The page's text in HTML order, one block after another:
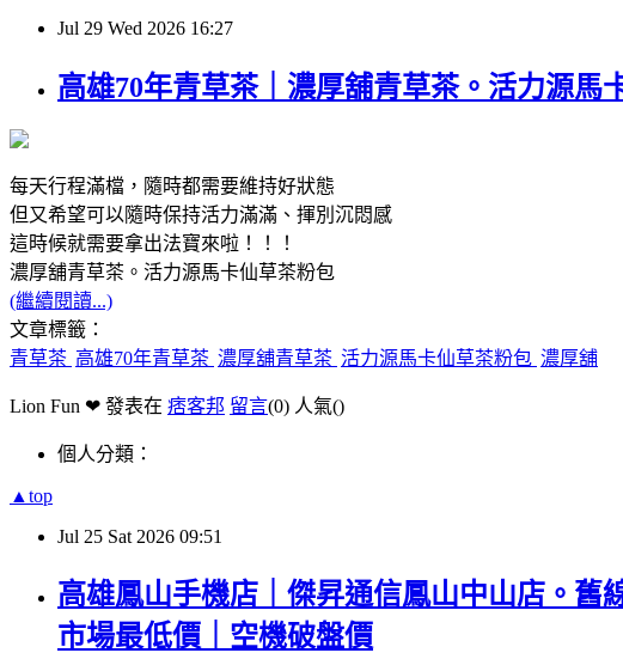
Jul 29 Wed 2026 16:27
高雄70年青草茶｜濃厚舖青草茶。活力源馬
每天行程滿檔，隨時都需要維持好狀態
但又希望可以隨時保持活力滿滿、揮別沉悶感
這時候就需要拿出法寶來啦！！！
濃厚舖青草茶。活力源馬卡仙草茶粉包
(繼續閱讀...)
文章標籤：
青草茶 高雄70年青草茶 濃厚舖青草茶 活力源馬卡仙草茶粉包 濃厚舖
Lion Fun ❤ 發表在 痞客邦 留言(0) 人氣()
個人分類：
▲top
Jul 25 Sat 2026 09:51
高雄鳳山手機店｜傑昇通信鳳山中山店。舊
市場最低價｜空機破盤價